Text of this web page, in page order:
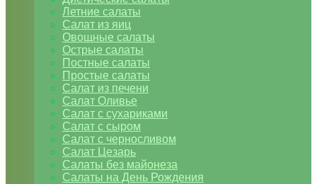
Летние салаты
Салат из яиц
Овощные салаты
Острые салаты
Постные салаты
Простые салаты
Салат из печени
Салат Оливье
Салат с сухариками
Салат с сыром
Салат с черносливом
Салат Цезарь
Салаты без майонеза
Салаты на День Рождения